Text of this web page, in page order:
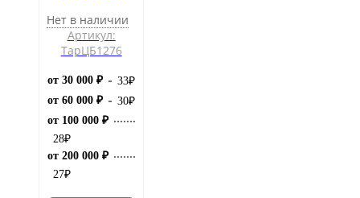
Нет в наличии
Артикул:
ТарЦБ1276
от 30 000 ₽ 33₽
от 60 000 ₽
30₽
от 100 000 ₽
28₽
от 200 000 ₽
27₽